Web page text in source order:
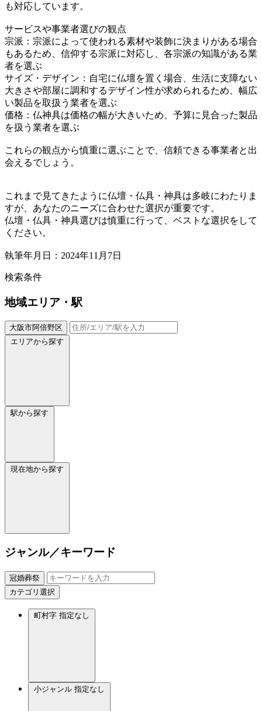
も対応しています。
サービスや事業者選びの観点
宗派：宗派によって使われる素材や装飾に決まりがある場合
もあるため、信仰する宗派に対応し、各宗派の知識がある業
者を選ぶ
サイズ・デザイン：自宅に仏壇を置く場合、生活に支障ない
大きさや部屋に調和するデザイン性が求められるため、幅広
い製品を取扱う業者を選ぶ
価格：仏神具は価格の幅が大きいため、予算に見合った製品
を扱う業者を選ぶ
これらの観点から慎重に選ぶことで、信頼できる事業者と出
会えるでしょう。
これまで見てきたように仏壇・仏具・神具は多岐にわたりま
すが、あなたのニーズに合わせた選択が重要です。
仏壇・仏具・神具選びは慎重に行って、ベストな選択をして
ください。
執筆年月日：2024年11月7日
検索条件
地域エリア・駅
大阪市阿倍野区
エリアから探す
駅から探す
現在地から探す
ジャンル／キーワード
冠婚葬祭
カテゴリ選択
町村字 指定なし
小ジャンル 指定なし